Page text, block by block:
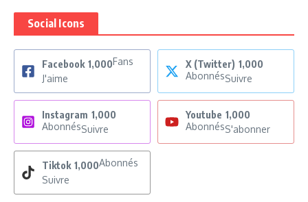
Social Icons
Facebook 1,000Fans
J'aime
X (Twitter) 1,000
AbonnésSuivre
Instagram 1,000
AbonnésSuivre
Youtube 1,000
AbonnésS'abonner
Tiktok 1,000Abonnés
Suivre